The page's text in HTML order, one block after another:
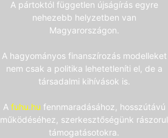
A pártoktól független újságírás egyre
nehezebb helyzetben van
Magyarországon.
A hagyományos finanszírozás modelleket
nem csak a politika lehetetleníti el, de a
társadalmi kihívások is.
A fuhu.hu fennmaradásához, hosszútávú
működéséhez, szerkesztőségünk rászorul
támogatásotokra.